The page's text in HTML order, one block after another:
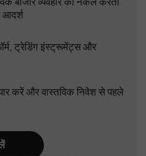
बाजार व्यवहार की नकल करता
आदर्श
ट्रेडिंग इंस्ट्रूमेंट्स और
करें और वास्तविक निवेश से पहले